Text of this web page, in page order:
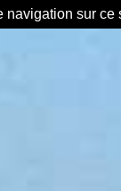
navigation sur